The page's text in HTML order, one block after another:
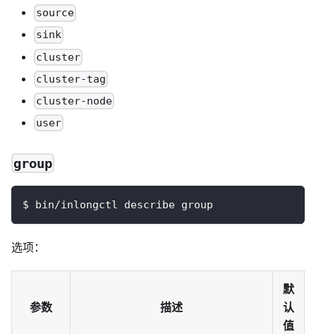
source
sink
cluster
cluster-tag
cluster-node
user
group
$ bin/inlongctl describe group
选项：
参数 描述
默
认
值